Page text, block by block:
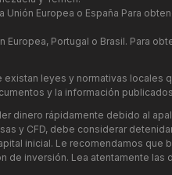
Europea o España Para
Portugal o Brasil. Para
leyes y normativas locales
y la información
dinero rápidamente debido al
y CFD, debe considerar
inicial. Le recomendamos que
inversión. Lea atentamente las